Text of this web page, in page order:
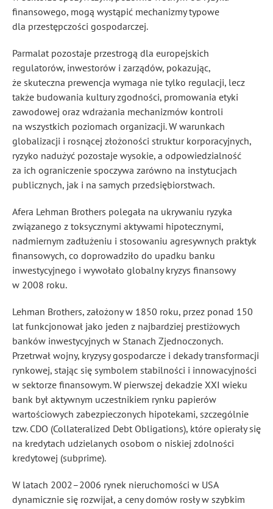
finansowego, mogą wystąpić mechanizmy typowe
dla przestępczości gospodarczej.
Parmalat pozostaje przestrogą dla europejskich
regulatorów, inwestorów i zarządów, pokazując,
że skuteczna prewencja wymaga nie tylko regulacji, lecz
także budowania kultury zgodności, promowania etyki
zawodowej oraz wdrażania mechanizmów kontroli
na wszystkich poziomach organizacji. W warunkach
globalizacji i rosnącej złożoności struktur korporacyjnych,
ryzyko nadużyć pozostaje wysokie, a odpowiedzialność
za ich ograniczenie spoczywa zarówno na instytucjach
publicznych, jak i na samych przedsiębiorstwach.
Afera Lehman Brothers polegała na ukrywaniu ryzyka
związanego z toksycznymi aktywami hipotecznymi,
nadmiernym zadłużeniu i stosowaniu agresywnych praktyk
finansowych, co doprowadziło do upadku banku
inwestycyjnego i wywołało globalny kryzys finansowy
w 2008 roku.
Lehman Brothers, założony w 1850 roku, przez ponad 150
lat funkcjonował jako jeden z najbardziej prestiżowych
banków inwestycyjnych w Stanach Zjednoczonych.
Przetrwał wojny, kryzysy gospodarcze i dekady transformacji
rynkowej, stając się symbolem stabilności i innowacyjności
w sektorze finansowym. W pierwszej dekadzie XXI wieku
bank był aktywnym uczestnikiem rynku papierów
wartościowych zabezpieczonych hipotekami, szczególnie
tzw. CDO (Collateralized Debt Obligations), które opierały się
na kredytach udzielanych osobom o niskiej zdolności
kredytowej (subprime).
W latach 2002–2006 rynek nieruchomości w USA
dynamicznie się rozwijał, a ceny domów rosły w szybkim